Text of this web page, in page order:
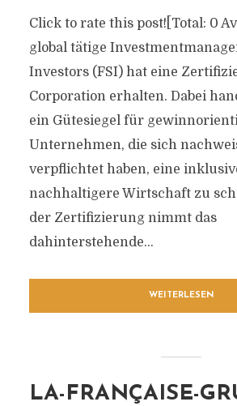
Click to rate this post![Total: 0
global tätige
Investors (FSI) hat eine
Corporation erhalten. Dabei
ein Gütesiegel für
Unternehmen, die sich
verpflichtet haben, eine
nachhaltigere Wirtschaft zu
der Zertifizierung nimmt das
dahinterstehende...
WEITERLESEN
LA-FRANÇAISE-